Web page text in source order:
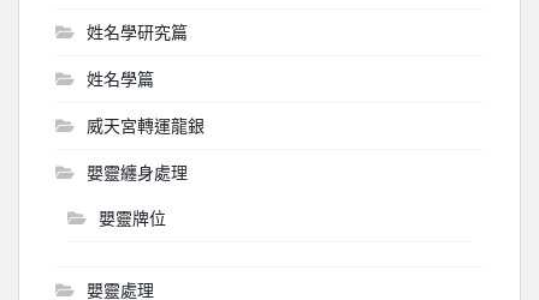
姓名學研究篇
姓名學篇
威天宮轉運龍銀
嬰靈纏身處理
嬰靈牌位
嬰靈處理